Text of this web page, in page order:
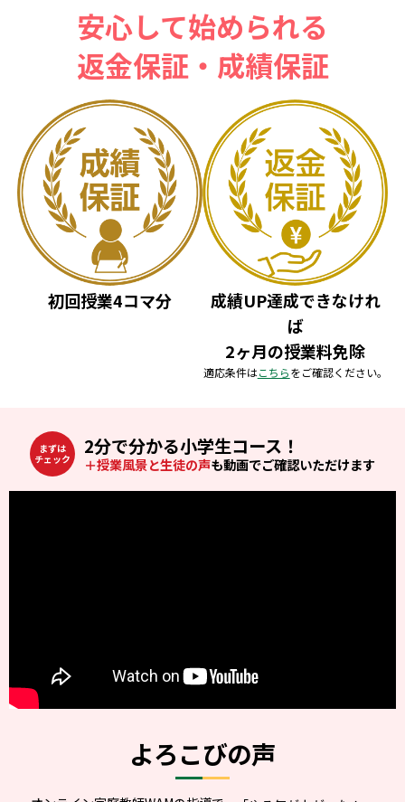
安心して始められる
返金保証・成績保証
初回授業4コマ分
成績UP達成できなけれ
ば
2ヶ月の授業料免除
適応条件はこちらをご確認ください。
まずは
チェック
2分で分かる小学生コース！
＋授業風景と生徒の声も動画でご確認いただけます
よろこびの声